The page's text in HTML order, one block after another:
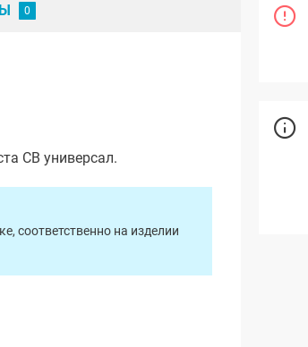
СВ универсал.
соответственно на изделии